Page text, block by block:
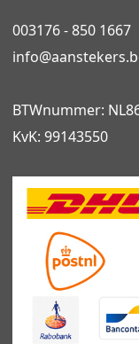
003176 - 850 1667
info@
BTWnummer:
KvK: 99143550